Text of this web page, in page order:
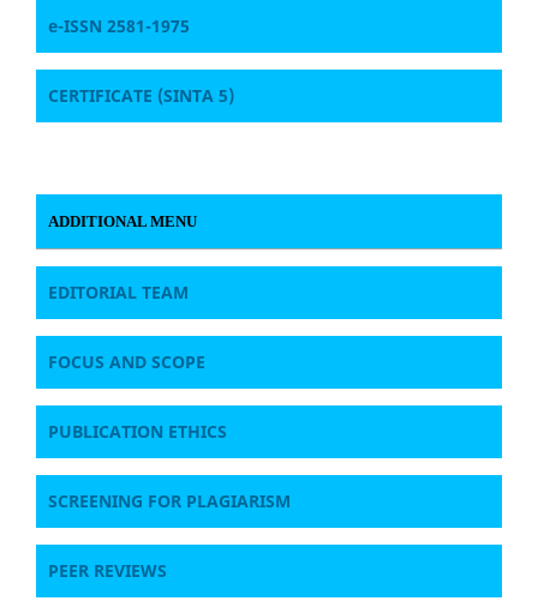
e-ISSN 2581-1975
CERTIFICATE (SINTA 5)
ADDITIONAL MENU
EDITORIAL TEAM
FOCUS AND SCOPE
PUBLICATION ETHICS
SCREENING FOR PLAGIARISM
PEER REVIEWS